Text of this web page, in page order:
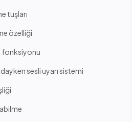
tuşları
özelliği
fonksiyonu
sesli uyarı sistemi